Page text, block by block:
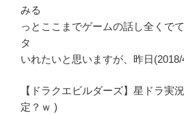
みる
っとここまでゲームの話し全くで
タ
いれたいと思いますが、昨日
【ドラクエビルダーズ】星ドラ実
定？ｗ )